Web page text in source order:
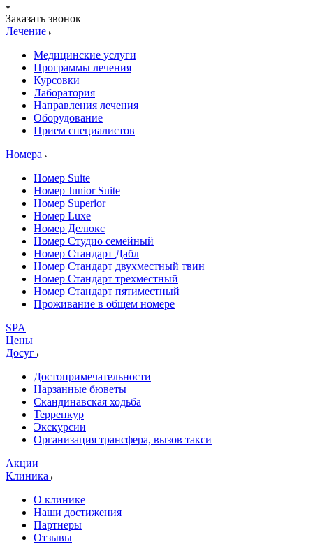
Заказать звонок
Лечение
Медицинские услуги
Программы лечения
Курсовки
Лаборатория
Направления лечения
Оборудование
Прием специалистов
Номера
Номер Suite
Номер Junior Suite
Номер Superior
Номер Luxe
Номер Делюкс
Номер Студио семейный
Номер Стандарт Дабл
Номер Стандарт двухместный твин
Номер Стандарт трехместный
Номер Стандарт пятиместный
Проживание в общем номере
SPA
Цены
Досуг
Достопримечательности
Нарзанные бюветы
Скандинавская ходьба
Терренкур
Экскурсии
Организация трансфера, вызов такси
Акции
Клиника
О клинике
Наши достижения
Партнеры
Отзывы